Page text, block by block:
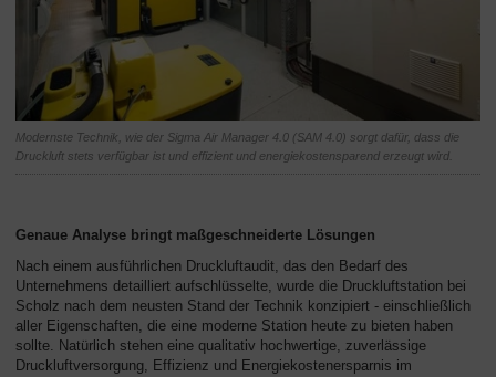
Modernste Technik, wie der Sigma Air Manager 4.0 (SAM 4.0) sorgt dafür, dass die
Druckluft stets verfügbar ist und effizient und energiekostensparend erzeugt wird.
Genaue Analyse bringt maßgeschneiderte Lösungen
Nach einem ausführlichen Druckluftaudit, das den Bedarf des
Unternehmens detailliert aufschlüsselte, wurde die Druckluftstation bei
Scholz nach dem neusten Stand der Technik konzipiert - einschließlich
aller Eigenschaften, die eine moderne Station heute zu bieten haben
sollte. Natürlich stehen eine qualitativ hochwertige, zuverlässige
Druckluftversorgung, Effizienz und Energiekostenersparnis im